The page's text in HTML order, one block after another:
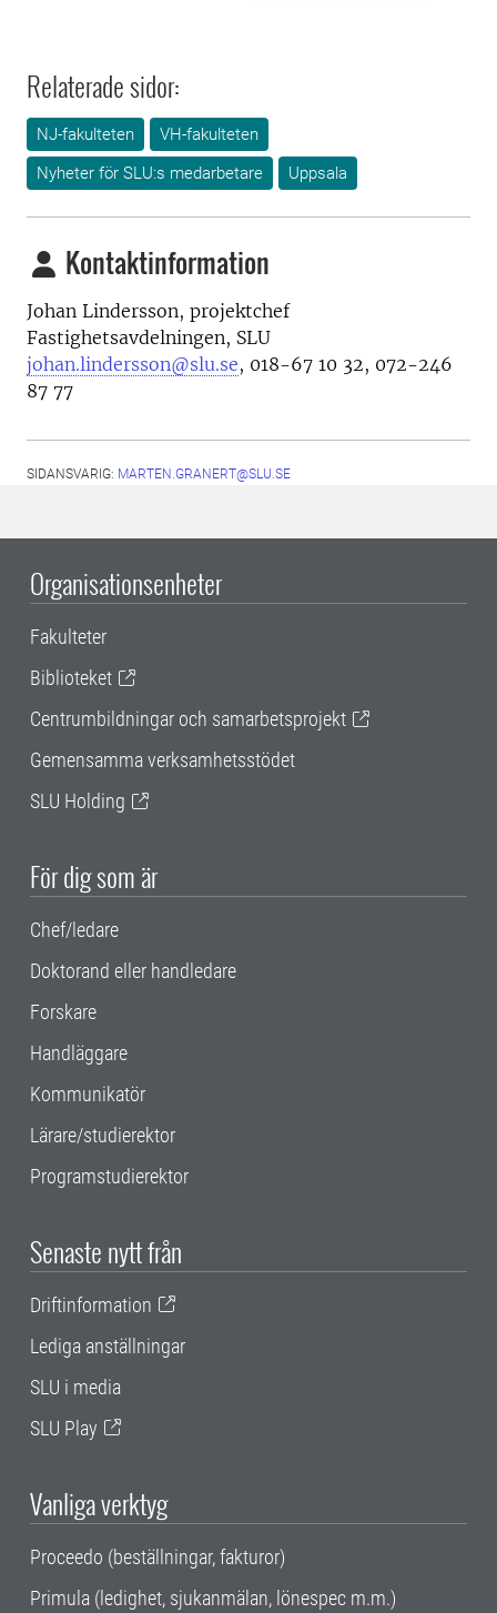
Relaterade sidor:
NJ-fakulteten
VH-fakulteten
Nyheter för SLU:s medarbetare
Uppsala
Kontaktinformation
Johan Lindersson, projektchef
Fastighetsavdelningen, SLU
johan.lindersson@slu.se, 018-67 10 32, 072-246
87 77
SIDANSVARIG: MARTEN.GRANERT@SLU.SE
Organisationsenheter
Fakulteter
Biblioteket
Centrumbildningar och samarbetsprojekt
Gemensamma verksamhetsstödet
SLU Holding
För dig som är
Chef/ledare
Doktorand eller handledare
Forskare
Handläggare
Kommunikatör
Lärare/studierektor
Programstudierektor
Senaste nytt från
Driftinformation
Lediga anställningar
SLU i media
SLU Play
Vanliga verktyg
Proceedo (beställningar, fakturor)
Primula (ledighet, sjukanmälan, lönespec m.m.)